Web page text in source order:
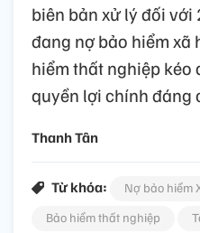
biên bản xử lý đối
đang nợ bảo hiểm xã
hiểm thất nghiệp kéo
quyền lợi chính đáng
Thanh Tân
Từ khóa: Nợ bảo hiểm
Bảo hiểm thất nghiệp